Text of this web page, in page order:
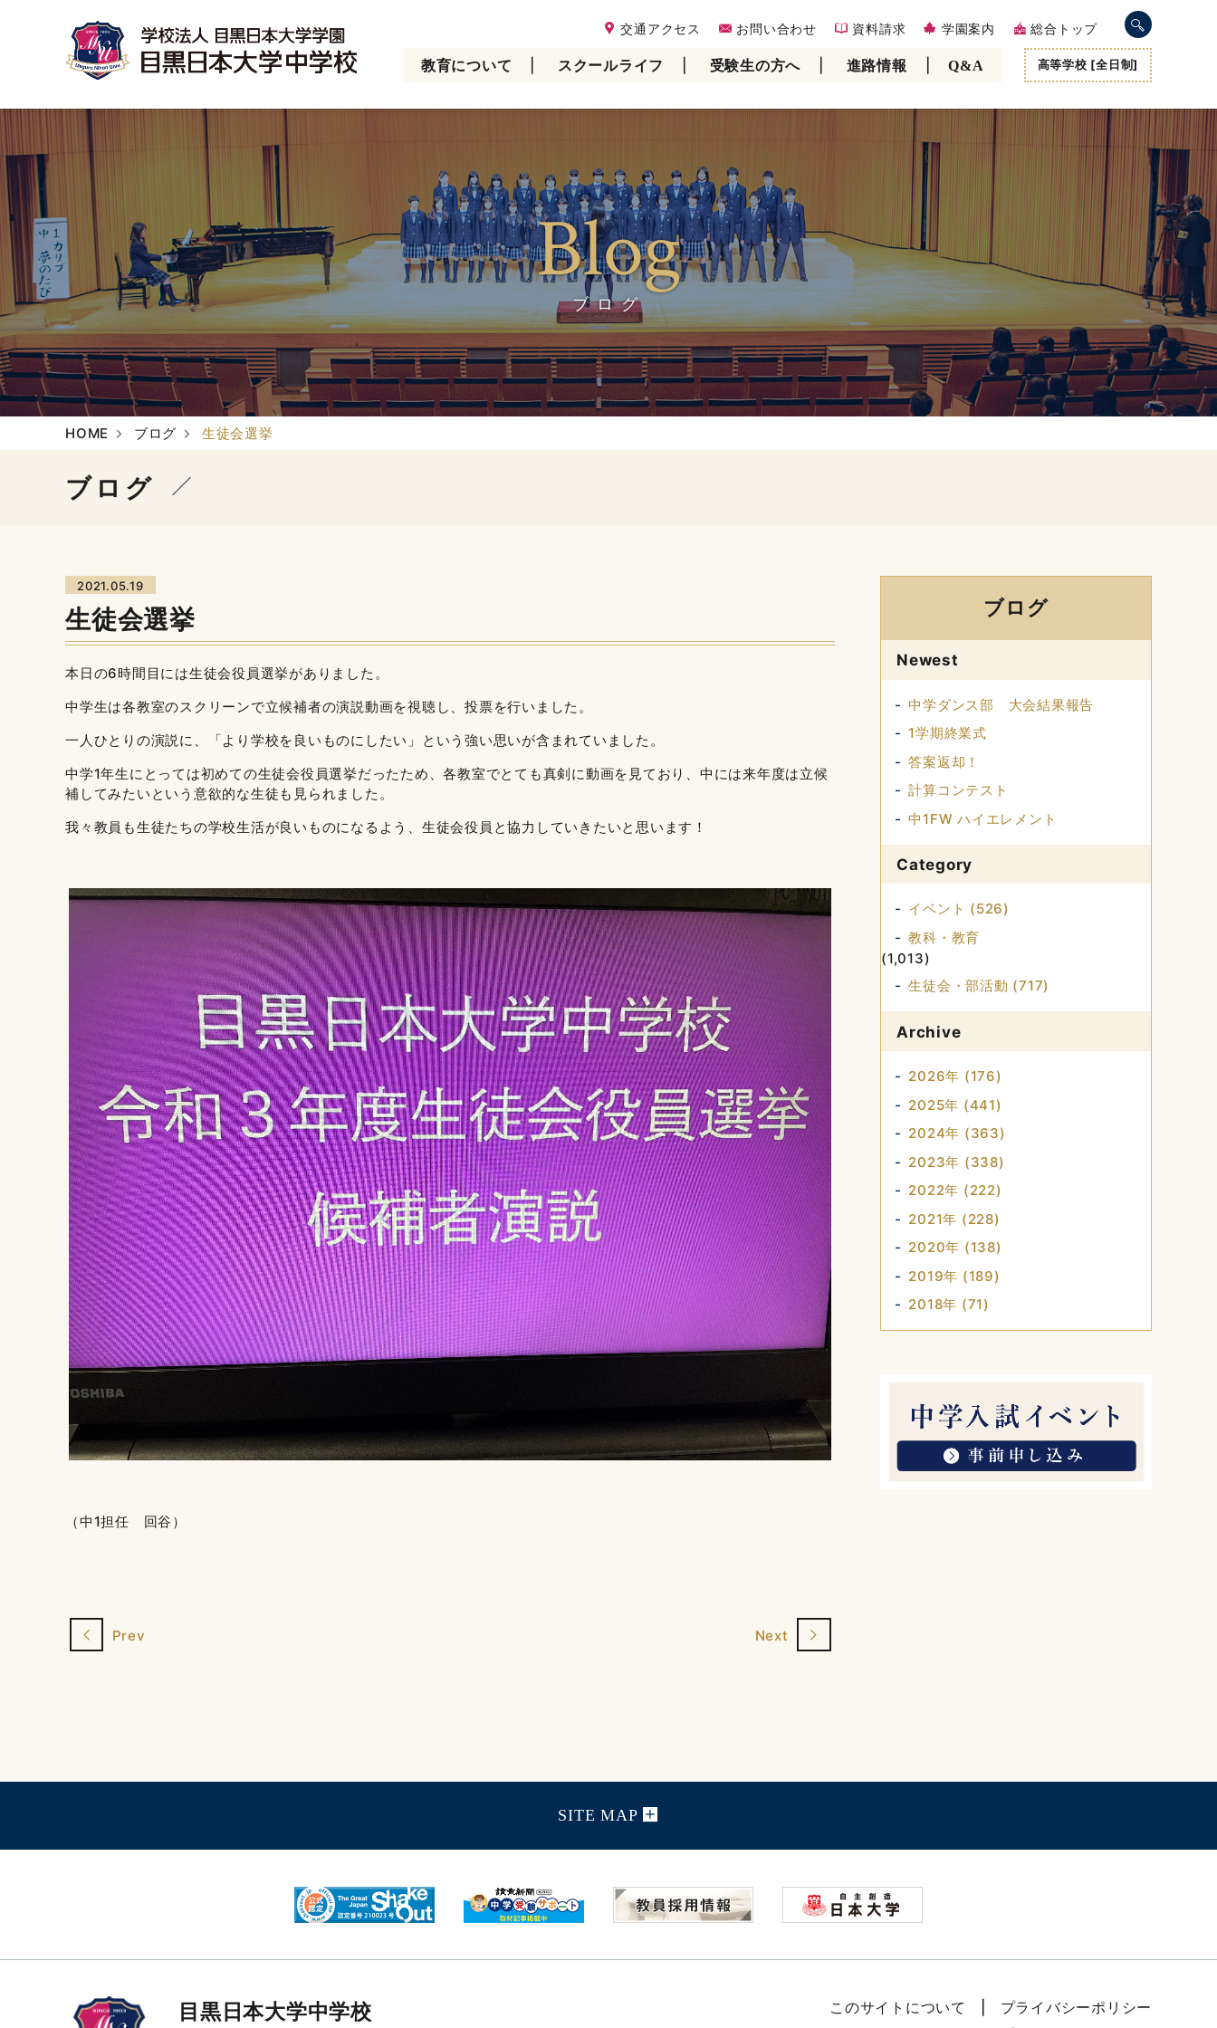
交通アクセス お問い合わせ 資料請求 学園案内 総合トップ
教育について スクールライフ 受験生の方へ 進路情報 Q&A 高等学校 [全日制]
Blog
ブログ
HOME ブログ 生徒会選挙
ブログ
2021.05.19
生徒会選挙
本日の6時間目には生徒会役員選挙がありました。
中学生は各教室のスクリーンで立候補者の演説動画を視聴し、投票を行いました。
一人ひとりの演説に、「より学校を良いものにしたい」という強い思いが含まれていました。
中学1年生にとっては初めての生徒会役員選挙だったため、各教室でとても真剣に動画を見ており、中には来年度は立候
補してみたいという意欲的な生徒も見られました。
我々教員も生徒たちの学校生活が良いものになるよう、生徒会役員と協力していきたいと思います！
（中1担任 回谷）
Prev Next
ブログ
Newest
中学ダンス部 大会結果報告
1学期終業式
答案返却！
計算コンテスト
中1FW ハイエレメント
Category
イベント (526)
教科・教育
(1,013)
生徒会・部活動 (717)
Archive
2026年 (176)
2025年 (441)
2024年 (363)
2023年 (338)
2022年 (222)
2021年 (228)
2020年 (138)
2019年 (189)
2018年 (71)
SITE MAP
目黒日本大学中学校 このサイトについて
プライバシーポリシー